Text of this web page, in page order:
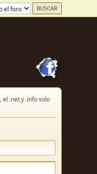
, el .net y .info solo